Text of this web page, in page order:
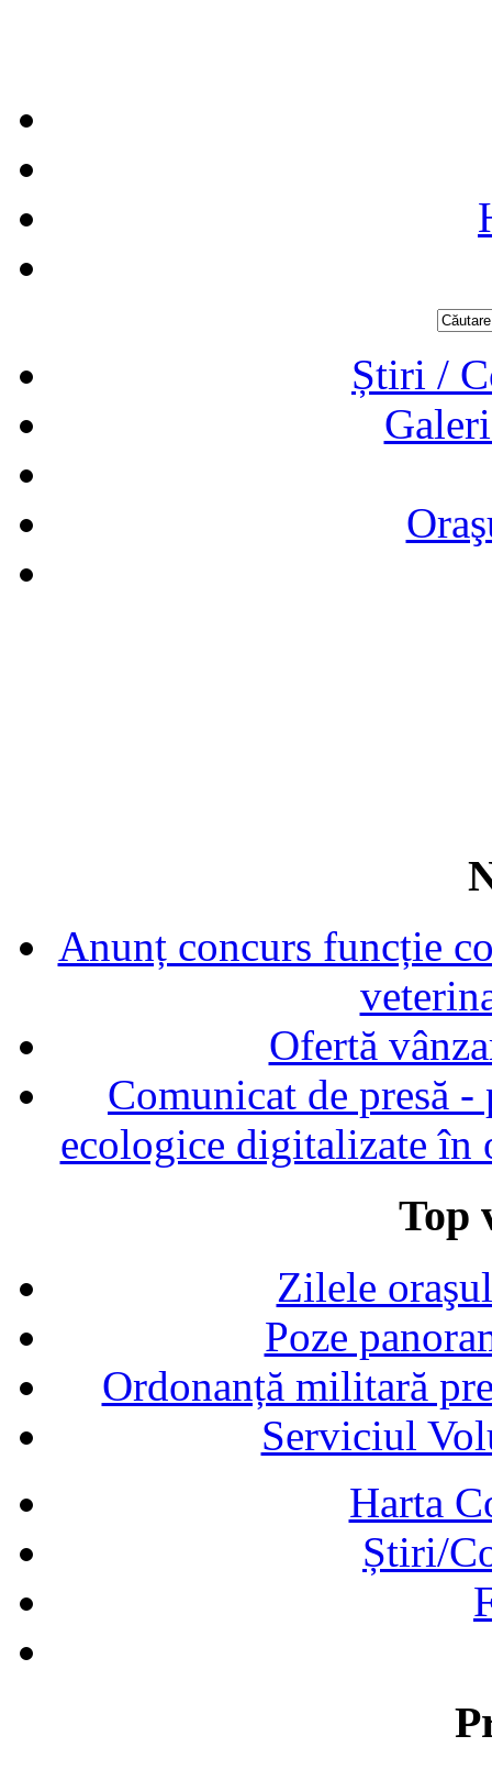
Știri /
Anunț concurs funcție
Ofertă
Comunicat de presă
ecologice digitalizate în
Top
Zilele
Poze
Ordonanță militară
Serviciul
Harta
Știri/